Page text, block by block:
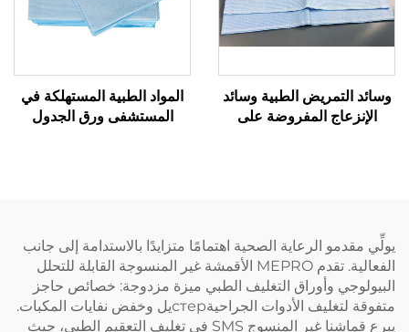
وسائد التمريض الطبية وسائد
الإنزعاج المفروضة على
المواد الطبية المستهلكة في
المستشفى ورق الجدول
يولِّي مقدمو الرعاية الصحية اهتمامًا متزايدًا بالاستدامة إلى جانب
الفعالية. تقدم MEPRO الأقمشة غير المنسوجة القابلة للتحلل
البيولوجي وأوراق التغليف الطبي ميزة مزدوجة: خصائص حاجز
متفوقة لتغليف الأدوات الجراحيةстерيل وخفض نفايات المكبات.
يبرع قماشنا غير المنسوج SMS في تغليف التعقيم الطبي، حيث